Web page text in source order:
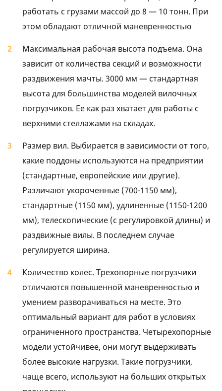
работать с грузами массой до 8 — 10 тонн. При
этом обладают отличной маневренностью
Максимальная рабочая высота подъема. Она
зависит от количества секций и возможности
раздвижения мачты. 3000 мм — стандартная
высота для большинства моделей вилочных
погрузчиков. Ее как раз хватает для работы с
верхними стеллажами на складах.
Размер вил. Выбирается в зависимости от того,
какие поддоны используются на предприятии
(стандартные, европейские или другие).
Различают укороченные (700-1150 мм),
стандартные (1150 мм), удлиненные (1150-1200
мм), телескопические (с регулировкой длины) и
раздвижные вилы. В последнем случае
регулируется ширина.
Количество колес. Трехопорные погрузчики
отличаются повышенной маневренностью и
умением разворачиваться на месте. Это
оптимальный вариант для работ в условиях
ограниченного пространства. Четырехопорные
модели устойчивее, они могут выдерживать
более высокие нагрузки. Такие погрузчики,
чаще всего, используют на больших открытых